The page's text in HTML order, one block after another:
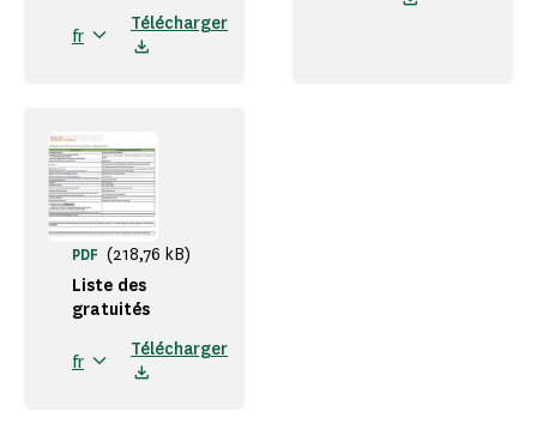
fr
Télécharger
Liste des
gratuités
PDF (218,76 kB)
fr
Télécharger